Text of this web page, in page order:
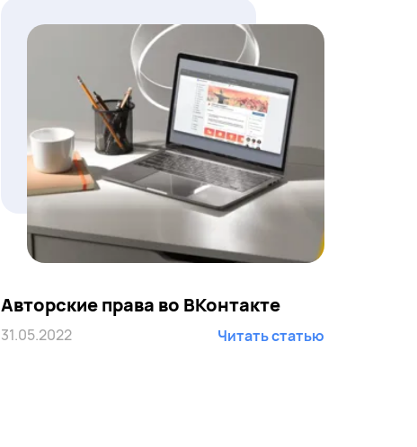
Авторские права во ВКонтакте
31.05.2022 Читать статью